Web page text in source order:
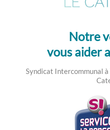
Notre
vous aider
Syndicat Intercommunal